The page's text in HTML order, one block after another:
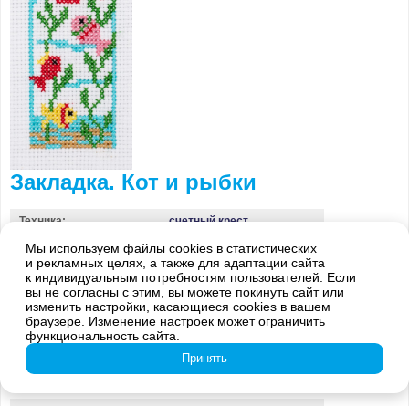
Закладка. Кот и рыбки
Техника:
счетный крест
Канва:
Aida 14
Цвет канвы:
белая
Размер готовой работы:
7x18 см
Размер работы:
22x82 крестиков
Количество цветов:
9
Gamma
Мы используем файлы cookies в статистических
и рекламных целях, а также для адаптации сайта
к индивидуальным потребностям пользователей. Если
вы не согласны с этим, вы можете покинуть сайт или
изменить настройки, касающиеся cookies в вашем
браузере. Изменение настроек может ограничить
функциональность сайта.
Принять